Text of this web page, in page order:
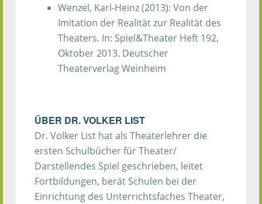
Wenzel, Karl-Heinz (2013): Von der
Imitation der Realität zur Realität des
Theaters. In: Spiel&Theater Heft 192,
Oktober 2013. Deutscher
Theaterverlag Weinheim
ÜBER DR. VOLKER LIST
Dr. Volker List hat als Theaterlehrer die
ersten Schulbücher für Theater/
Darstellendes Spiel geschrieben, leitet
Fortbildungen, berät Schulen bei der
Einrichtung des Unterrichtsfaches Theater,